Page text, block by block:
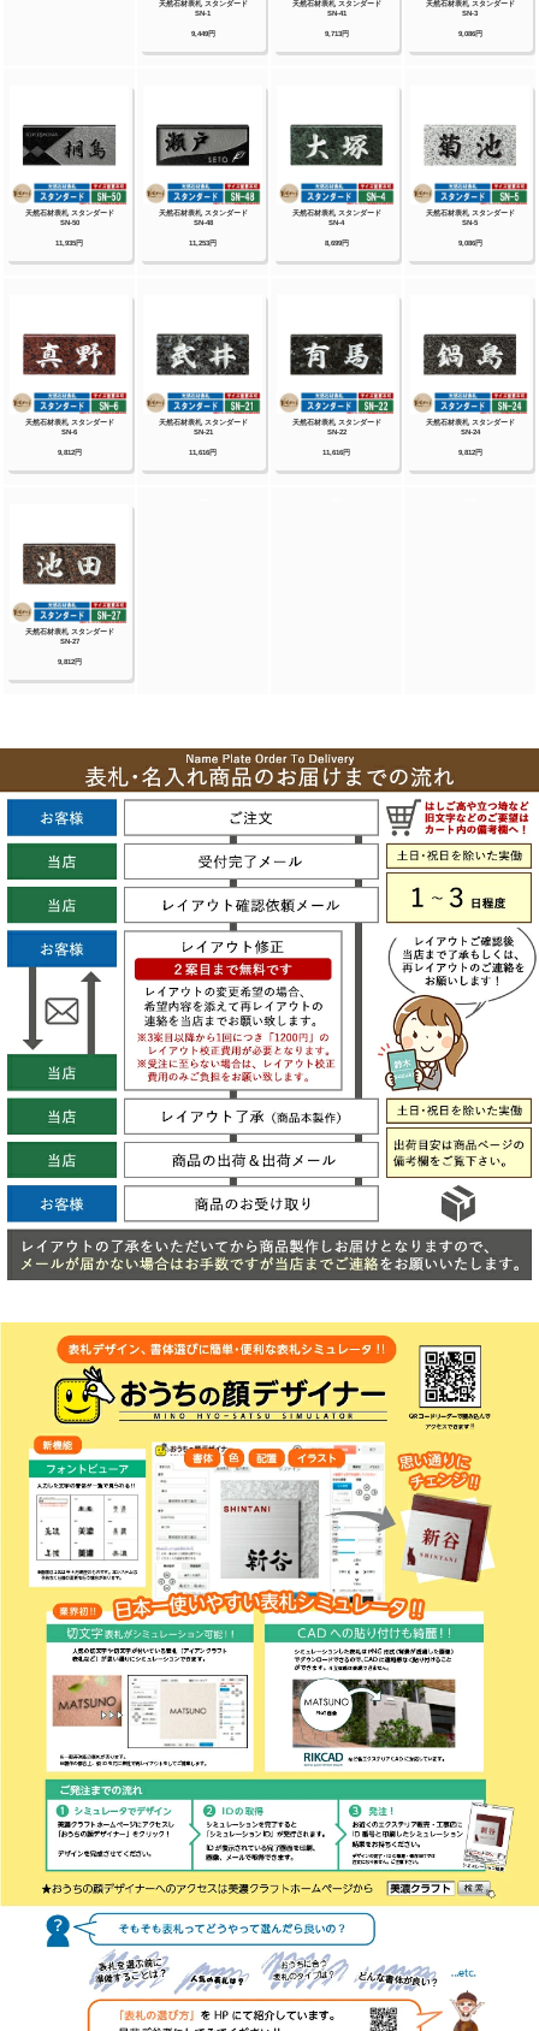
+アルミ銘板・タイル（シャビータイプ）・タ
イル（ラフエッジタイプ）銘板・タイル+ステ
ンレス銘板・陶器銘板・清水焼銘板・九谷焼銘
ル銘板・人工大理石（樹脂）銘板・黒御影石銘
板 等
【四国化成】
ガラス表札・アクリル表札・ステンレス表札・
ストーン表札・木調表札・真鍮表札・タイル表
札・ソネット門柱1型・アルディ門柱・マイ門
イプ：照明無/Lタイプ：照明付）・パレット門
柱（T1型/P1型）・ブルーム門柱M1型・鋳造
立体文字プレート 等
【Panasonic】【丸三タカギ】【オンリーワ
ンクラブ】【美濃クラフト】【福彫】等その他